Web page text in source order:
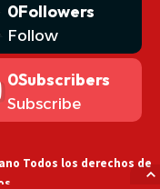
0Followers
Follow
0Subscribers
Subscribe
Todos los derechos de